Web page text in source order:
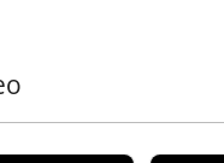
Sprachbefehle